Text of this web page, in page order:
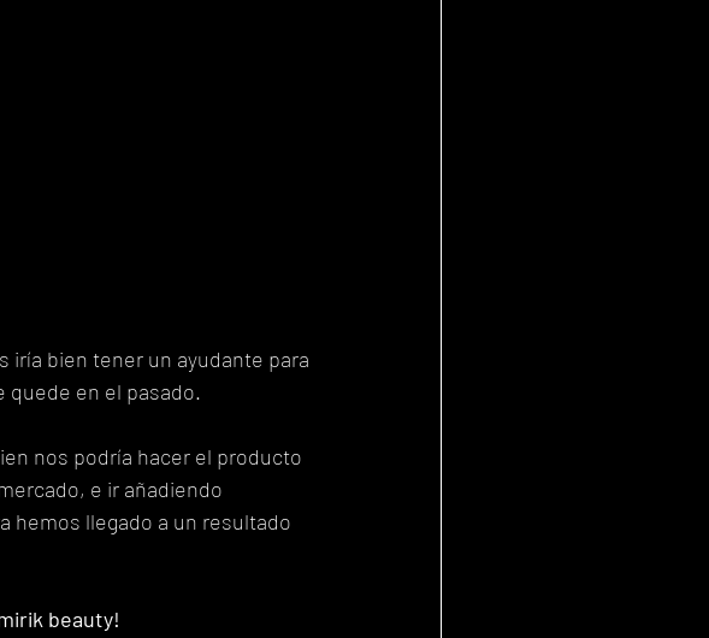
iría bien tener un ayudante para
quede en el pasado.
nos podría hacer el producto
e ir añadiendo
hemos llegado a un resultado
beauty!